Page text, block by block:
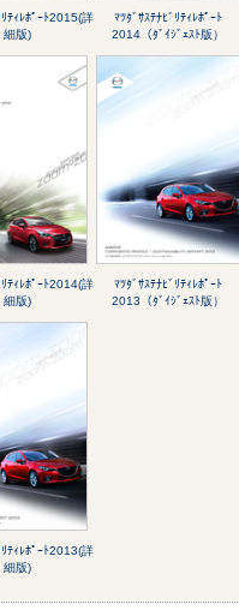
ﾘﾃｨﾚﾎﾟｰﾄ2015(詳
細版)
ﾏﾂﾀﾞｻｽﾃﾅﾋﾞﾘﾃｨﾚﾎﾟｰﾄ
2014（ﾀﾞｲｼﾞｪｽﾄ版）
ﾘﾃｨﾚﾎﾟｰﾄ2014(詳
細版)
ﾏﾂﾀﾞｻｽﾃﾅﾋﾞﾘﾃｨﾚﾎﾟｰﾄ
2013（ﾀﾞｲｼﾞｪｽﾄ版）
ﾘﾃｨﾚﾎﾟｰﾄ2013(詳
細版)